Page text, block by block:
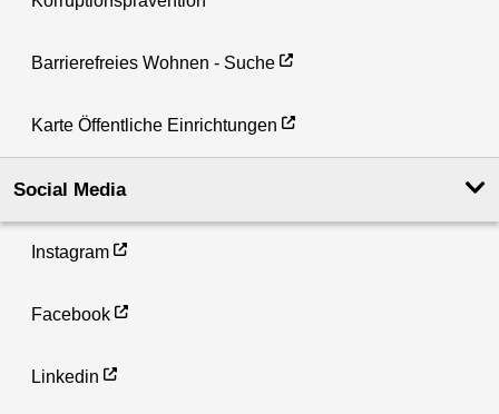
Barrierefreies Wohnen - Suche
Karte Öffentliche Einrichtungen
Social Media
Instagram
Facebook
Linkedin